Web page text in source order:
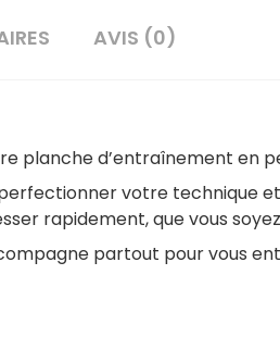
AVIS (0)
planche d’entraînement en
votre technique
rapidement, que vous
partout pour vous